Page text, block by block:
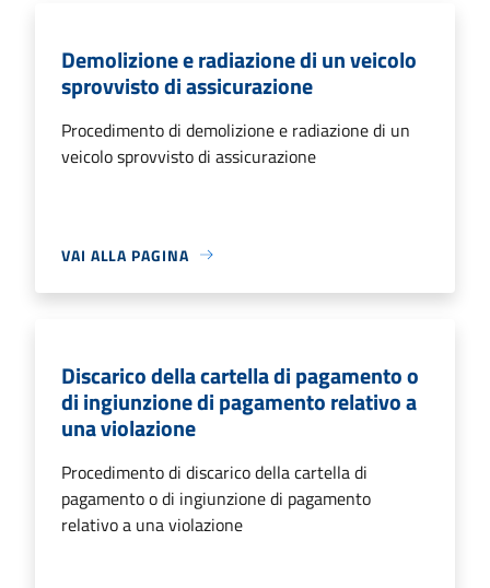
Demolizione e radiazione di un veicolo
sprovvisto di assicurazione
Procedimento di demolizione e radiazione di un
veicolo sprovvisto di assicurazione
VAI ALLA PAGINA
Discarico della cartella di pagamento o
di ingiunzione di pagamento relativo a
una violazione
Procedimento di discarico della cartella di
pagamento o di ingiunzione di pagamento
relativo a una violazione